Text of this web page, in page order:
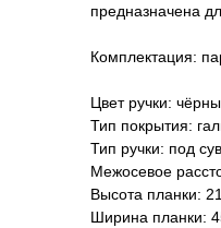
предназначена
Комплектация:
Цвет ручки:
Тип покрытия:
Тип ручки: под
Межосевое
Высота планки:
Ширина планки: